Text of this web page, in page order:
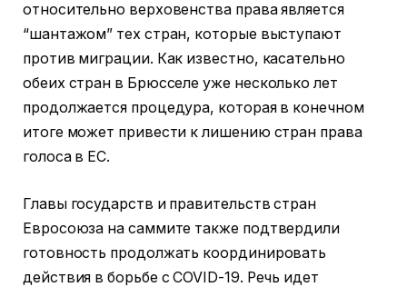
относительно верховенства права является
“шантажом” тех стран, которые выступают
против миграции. Как известно, касательно
обеих стран в Брюсселе уже несколько лет
продолжается процедура, которая в конечном
итоге может привести к лишению стран права
голоса в ЕС.
Главы государств и правительств стран
Евросоюза на саммите также подтвердили
готовность продолжать координировать
действия в борьбе с COVID-19. Речь идет